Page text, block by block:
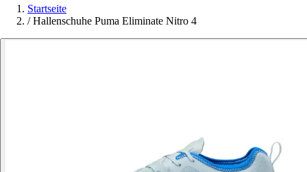
Startseite
/ Hallenschuhe Puma Eliminate Nitro 4